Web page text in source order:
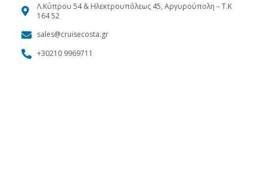
Λ.Κύπρου 54 & Ηλεκτρουπόλεως 45, Αργυρούπολη – Τ.Κ
164 52
sales@cruisecosta.gr
+30210 9969711